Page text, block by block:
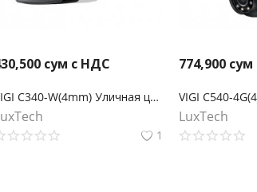
сум с НДС
VIGI C340-W(4mm) Уличная цилиндрическая беспроводная IP-камера 4МП с цветным ночным видением
1
774,900
LuxTech